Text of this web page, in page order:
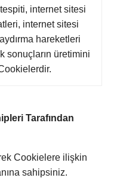
internet sitesi
internet sitesi
hareketleri
sonuçların üretimini
Tarafından
Cookielere ilişkin
sahipsiniz.